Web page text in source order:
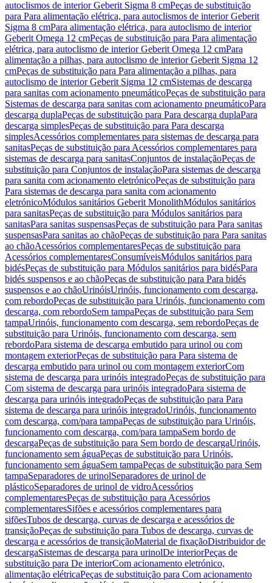
autoclismos de interior Geberit Sigma 8 cmPeças de substituição
para Para alimentação elétrica, para autoclismos de interior Geberit
Sigma 8 cmPara alimentação elétrica, para autoclismo de interior
Geberit Omega 12 cmPeças de substituição para Para alimentação
elétrica, para autoclismo de interior Geberit Omega 12 cmPara
alimentação a pilhas, para autoclismo de interior Geberit Sigma 12
cmPeças de substituição para Para alimentação a pilhas, para
autoclismo de interior Geberit Sigma 12 cmSistemas de descarga
para sanitas com acionamento pneumáticoPeças de substituição para
Sistemas de descarga para sanitas com acionamento pneumáticoPara
descarga duplaPeças de substituição para Para descarga duplaPara
descarga simplesPeças de substituição para Para descarga
simplesAcessórios complementares para sistemas de descarga para
sanitasPeças de substituição para Acessórios complementares para
sistemas de descarga para sanitasConjuntos de instalaçãoPeças de
substituição para Conjuntos de instalaçãoPara sistemas de descarga
para sanita com acionamento eletrónicoPeças de substituição para
Para sistemas de descarga para sanita com acionamento
eletrónicoMódulos sanitários Geberit MonolithMódulos sanitários
para sanitasPeças de substituição para Módulos sanitários para
sanitasPara sanitas suspensasPeças de substituição para Para sanitas
suspensasPara sanitas ao chãoPeças de substituição para Para sanitas
ao chãoAcessórios complementaresPeças de substituição para
Acessórios complementaresConsumíveisMódulos sanitários para
bidésPeças de substituição para Módulos sanitários para bidésPara
bidés suspensos e ao chãoPeças de substituição para Para bidés
suspensos e ao chãoUrinóisUrinóis, funcionamento com descarga,
com rebordoPeças de substituição para Urinóis, funcionamento com
descarga, com rebordoSem tampaPeças de substituição para Sem
tampaUrinóis, funcionamento com descarga, sem rebordoPeças de
substituição para Urinóis, funcionamento com descarga, sem
rebordoPara sistema de descarga embutido para urinol ou com
montagem exteriorPeças de substituição para Para sistema de
descarga embutido para urinol ou com montagem exteriorCom
sistema de descarga para urinóis integradoPeças de substituição para
Com sistema de descarga para urinóis integradoPara sistema de
descarga para urinóis integradoPeças de substituição para Para
sistema de descarga para urinóis integradoUrinóis, funcionamento
com descarga, com/para tampaPeças de substituição para Urinóis,
funcionamento com descarga, com/para tampaSem bordo de
descargaPeças de substituição para Sem bordo de descargaUrinóis,
funcionamento sem águaPeças de substituição para Urinóis,
funcionamento sem águaSem tampaPeças de substituição para Sem
tampaSeparadores de urinolSeparadores de urinol de
plásticoSeparadores de urinol de vidroAcessórios
complementaresPeças de substituição para Acessórios
complementaresSifões e acessórios complementares para
sifõesTubos de descarga, curvas de descarga e acessórios de
transiçãoPeças de substituição para Tubos de descarga, curvas de
descarga e acessórios de transiçãoMaterial de fixaçãoDistribuidor de
descargaSistemas de descarga para urinolDe interiorPeças de
substituição para De interiorCom acionamento eletrónico,
alimentação elétricaPeças de substituição para Com acionamento